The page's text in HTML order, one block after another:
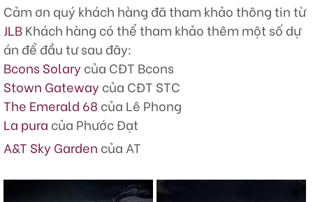
Cảm ơn quý khách hàng đã tham khảo thông tin từ
JLBKhách hàng có thể tham khảo thêm một số dự
án để đầu tư sau đây:
Bcons Solary của CĐT Bcons
Stown Gateway của CĐT STC
The Emerald 68 của Lê Phong
La pura của Phước Đạt
A&T Sky Garden của AT